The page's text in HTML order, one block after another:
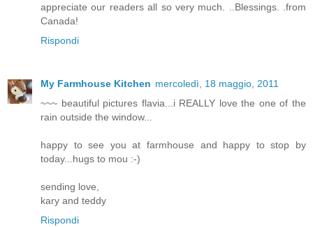
appreciate our readers all so very much. ..Blessings. .from
Canada!
Rispondi
My Farmhouse Kitchen mercoledì, 18 maggio, 2011
~~~ beautiful pictures flavia...i REALLY love the one of the
rain outside the window...
happy to see you at farmhouse and happy to stop by
today...hugs to mou :-)
sending love,
kary and teddy
Rispondi